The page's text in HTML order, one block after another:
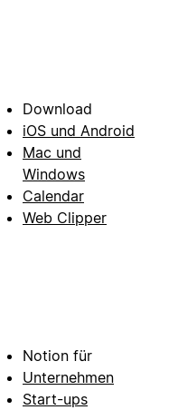
Download
iOS und Android
Mac und
Windows
Calendar
Web Clipper
Notion für
Unternehmen
Start-ups